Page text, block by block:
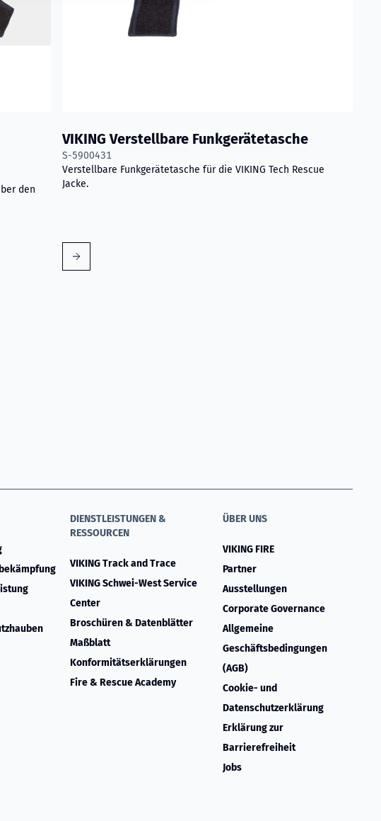
den
VIKING Verstellbare Funkgerätetasche
S-5900431
Verstellbare Funkgerätetasche für die VIKING Tech Rescue
Jacke.
DIENSTLEISTUNGEN &
RESSOURCEN
VIKING Track and Trace
VIKING Schwei-West Service
Center
Broschüren & Datenblätter
Maßblatt
Konformitätserklärungen
Fire & Rescue Academy
ÜBER UNS
VIKING FIRE
Partner
Ausstellungen
Corporate Governance
Allgemeine
Geschäftsbedingungen
(AGB)
Cookie- und
Datenschutzerklärung
Erklärung zur
Barrierefreiheit
Jobs